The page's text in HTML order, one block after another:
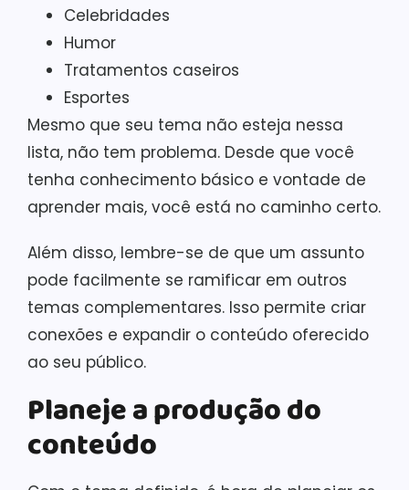
Celebridades
Humor
Tratamentos caseiros
Esportes
Mesmo que seu tema não esteja nessa
lista, não tem problema. Desde que você
tenha conhecimento básico e vontade de
aprender mais, você está no caminho certo.
Além disso, lembre-se de que um assunto
pode facilmente se ramificar em outros
temas complementares. Isso permite criar
conexões e expandir o conteúdo oferecido
ao seu público.
Planeje a produção do
conteúdo